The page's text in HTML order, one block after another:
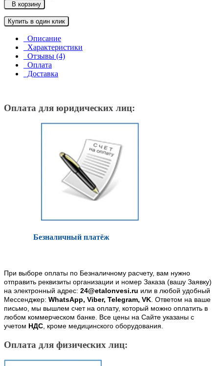
В корзину
Купить в один клик
Описание
Характеристики
Отзывы (4)
Оплата
Доставка
Оплата для юридических лиц:
Безналичный платёж
При выборе оплаты по Безналичному расчету, вам нужно
отправить реквизиты организации и номер Заказа (вашу Заявку)
на электронный адрес: 24@etalonvesi.ru или в любой удобный
Мессенджер: WhatsApp, Viber, Telegram, VK. Ответом на ваше
письмо, мы вышлем счет на оплату, который можно оплатить в
любом коммерческом банке. Все цены на Сайте указаны с
учетом НДС, кроме медицинского оборудования.
Оплата для физических лиц: